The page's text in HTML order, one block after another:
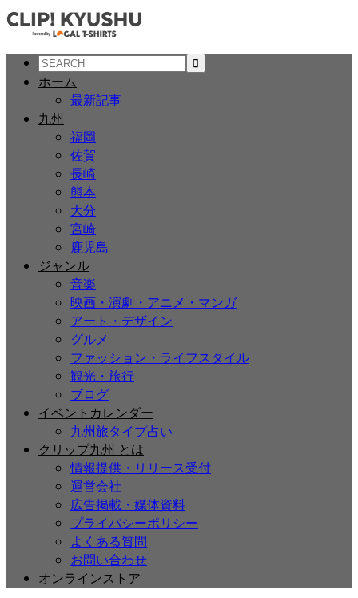
ホーム
最新記事
九州
福岡
佐賀
長崎
熊本
大分
宮崎
鹿児島
ジャンル
音楽
映画・演劇・アニメ・マンガ
アート・デザイン
グルメ
ファッション・ライフスタイル
観光・旅行
ブログ
イベントカレンダー
九州旅タイプ占い
クリップ九州 とは
情報提供・リリース受付
運営会社
広告掲載・媒体資料
プライバシーポリシー
よくある質問
お問い合わせ
オンラインストア